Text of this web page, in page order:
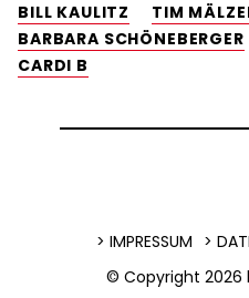
BILL KAULITZ
TIM
BARBARA SCHÖNEBERGER
CARDI B
IMPRESSUM
© Copyright 2026